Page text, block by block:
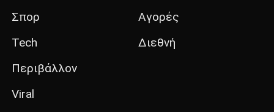
Σπορ
Tech
Περιβάλλον
Viral
Αγορές
Διεθνή